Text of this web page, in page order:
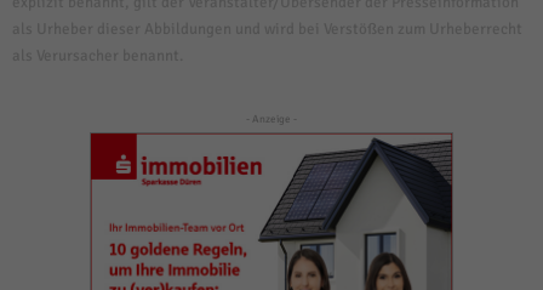
- Anzeige -